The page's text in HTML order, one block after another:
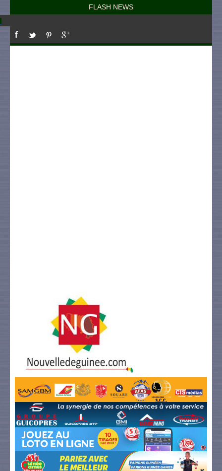
FLASH NEWS